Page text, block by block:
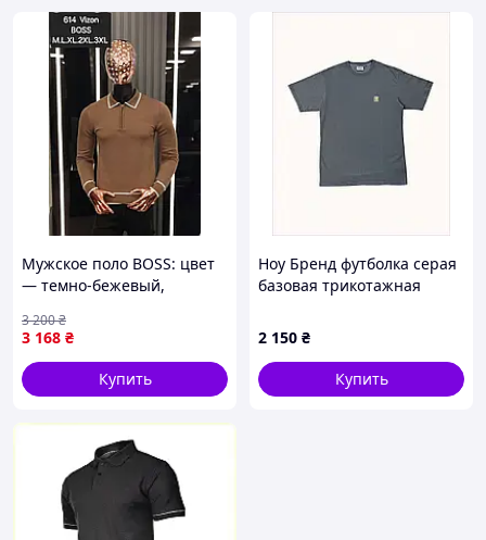
Мужское поло BOSS: цвет
— темно-бежевый,
рукава и аккуратные
манжеты
3 168 ₴
3 200₴
Купить
Ноу Бренд футболка серая
базовая трикотажная
2 150 ₴
Купить